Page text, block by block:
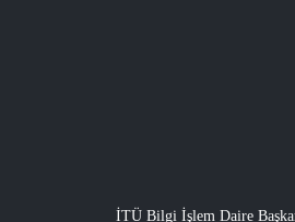
İTÜ Bilgi İşlem Daire